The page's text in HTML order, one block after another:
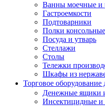
Ванны моечные и
Гастроемкости
Подтоварники
Полки консольные
Посуда и утварь
Стеллажи
Столы
Тележки
Шкафы из
Торговое оборудование
Денежные ящики
Инсектицидные и